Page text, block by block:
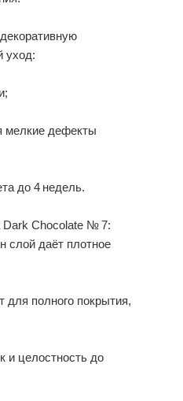
уход:
мелкие дефекты
до 4 недель.
Dark Chocolate № 7:
слой даёт плотное
полного покрытия,
и целостность до